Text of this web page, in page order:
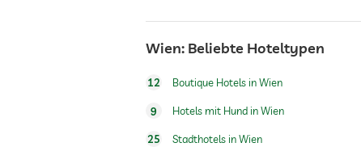
Flughafen Shuttle
Wien: Beliebte Hoteltypen
12 Boutique Hotels in Wien
9 Hotels mit Hund in Wien
25 Stadthotels in Wien